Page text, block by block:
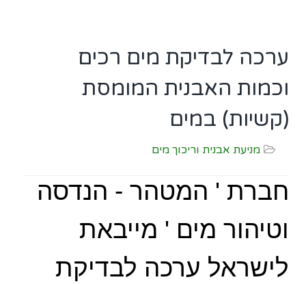
ערכה לבדיקת מים רכים
וכמות האבנית המומסת
(קשיות) במים
מניעת אבנית וריכוך מים
חברת ' המטהר - הנדסה
וטיהור מים ' מייבאת
לישראל ערכה לבדיקת